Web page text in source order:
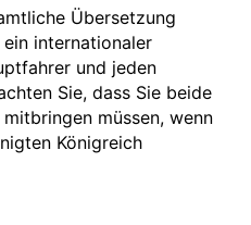
Übersetzung
ein internationaler
und jeden
Sie, dass Sie beide
müssen, wenn
Königreich